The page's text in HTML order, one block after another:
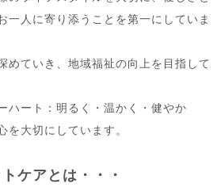
一人に寄り添うことを第一にしていま
めていき、地域福祉の向上を目指して
ハート：明るく・温かく・健やか
大切にしています。
ケアとは・・・